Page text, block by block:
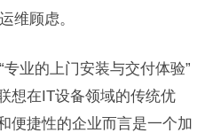
维顾虑。
业的上门安装与交付体验”
想在IT设备领域的传统优
便捷性的企业而言是一个加